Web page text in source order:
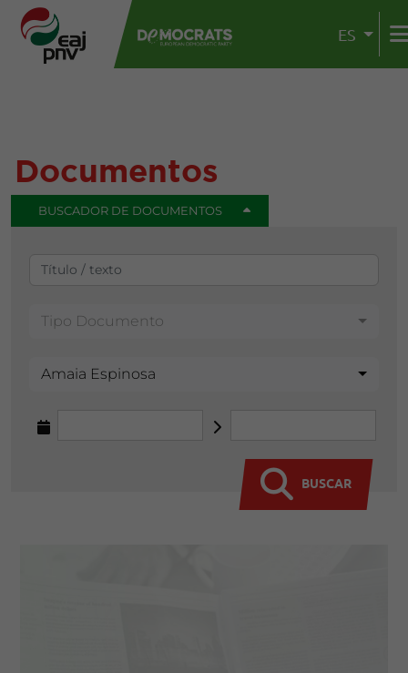
ES
Documentos
BUSCADOR DE DOCUMENTOS
Tipo Documento
Amaia Espinosa
BUSCAR